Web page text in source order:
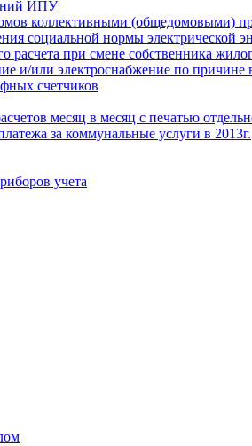
ИПУ
коллективными (общедомовыми)
социальной нормы электрической
расчета при смене собственника
и/или электроснабжение по
счетчиков
месяц в месяц с печатью
за коммунальные услуги в 2013г.
учета